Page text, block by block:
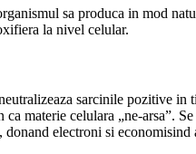
sa produca in mod
la nivel celular.
sarcinile pozitive
materie celulara „ne-arsa”.
donand electroni si